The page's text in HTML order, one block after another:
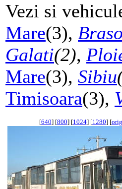
Vezi si
Mare(3),
Galati(2),
Mare(3), Sibiu
Timisoara(3),
[640] [800] [1024] [1280] [